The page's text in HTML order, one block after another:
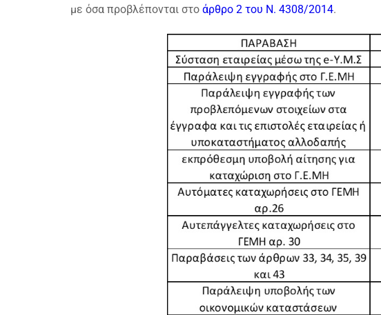
με όσα προβλέπονται στο άρθρο 2 του Ν. 4308/2014.